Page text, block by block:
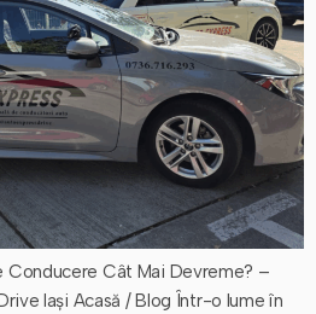
Conducere Cât Mai Devreme? –
Iași Acasă / Blog Într-o lume în